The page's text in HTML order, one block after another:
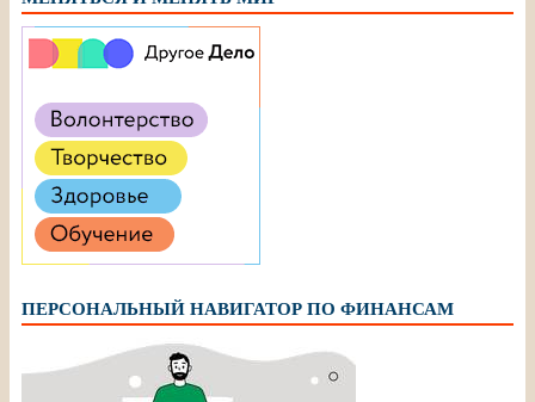
ПЕРСОНАЛЬНЫЙ НАВИГАТОР ПО ФИНАНСАМ